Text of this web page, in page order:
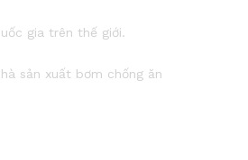
gia trên thế giới.
sản xuất bơm chống ăn